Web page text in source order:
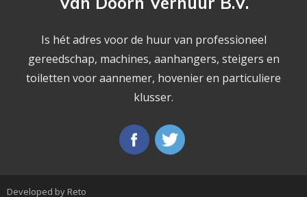
Is hét adres voor de huur van professioneel
gereedschap, machines, aanhangers, steigers en
toiletten voor aannemer, hovenier en particuliere
klusser.
Developed by Reto